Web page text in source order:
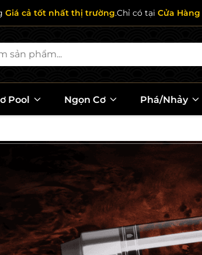
Giá cả tốt nhất thị trường.Chỉ có tại Cửa
Pool Ngọn Cơ Phá/Nhảy